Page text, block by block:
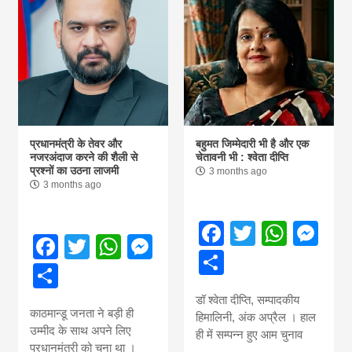
प्रधानमंत्री के तेवर और
नजरअंदाज करने की शैली से
प्रश्नों का उठना लाजमी
3 months ago
Facebook
TwitterWhatsApp
Messenger
काठमान्डू जनता ने बड़ी ही
उम्मीद के साथ अपने लिए
प्रधानमंत्री को चुना था ।
बहुमत जिम्मेदारी भी है और एक
चेतावनी भी : श्वेता दीप्ति
3 months ago
Facebook
Twitter
Share
डॉ श्वेता दीप्ति, सम्पादकीय
हिमालिनी, अंक अप्रैल । हाल
ही में सम्पन्न हुए आम चुनाव